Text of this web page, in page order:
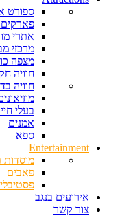
ספורט
אתרי
מרכזי
מצפה
חוויה
חוויה
בעלי
אמנים
ספא
Entertainment
מוסדות
פאבים
אירועים בנגב
צור קשר